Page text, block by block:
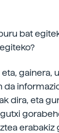
bat
gainera,
da
dira, eta